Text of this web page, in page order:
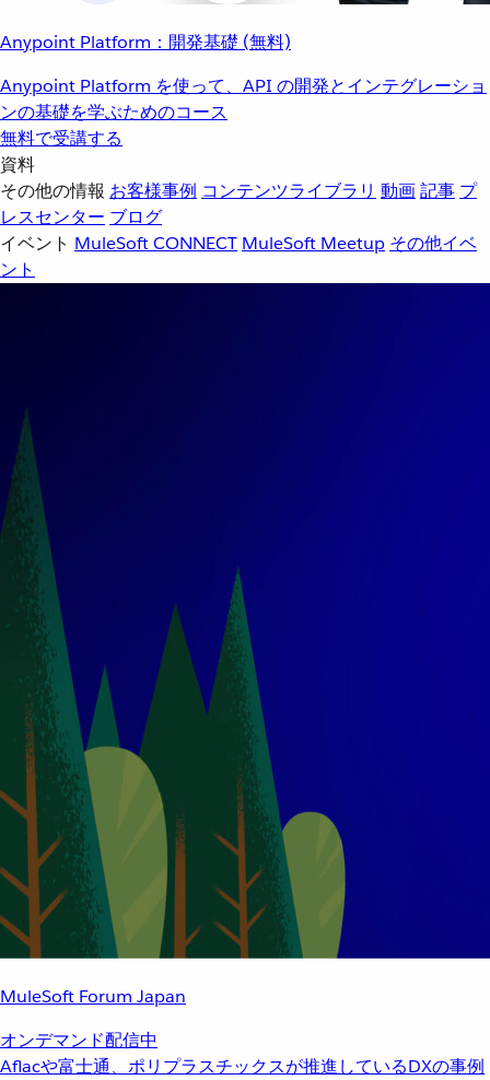
Anypoint Platform：開発基礎 (無料)
Anypoint Platform を使って、API の開発とインテグレーショ
ンの基礎を学ぶためのコース
無料で受講する
資料
その他の情報 お客様事例 コンテンツライブラリ 動画記事 プ
レスセンター ブログ
イベント MuleSoft CONNECT MuleSoft Meetup その他イベ
ント
MuleSoft Forum Japan
オンデマンド配信中
Aflacや富士通、ポリプラスチックスが推進しているDXの事例